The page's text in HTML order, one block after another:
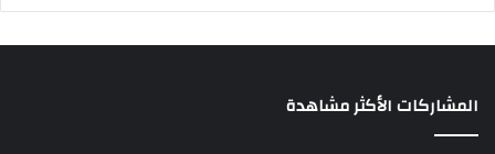
المشاركات الأكثر مشاهدة